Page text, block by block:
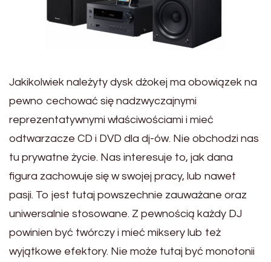
Jakikolwiek należyty dysk dżokej ma obowiązek na
pewno cechować się nadzwyczajnymi
reprezentatywnymi właściwościami i mieć
odtwarzacze CD i DVD dla dj-ów. Nie obchodzi nas
tu prywatne życie. Nas interesuje to, jak dana
figura zachowuje się w swojej pracy, lub nawet
pasji. To jest tutaj powszechnie zauważane oraz
uniwersalnie stosowane. Z pewnością każdy DJ
powinien być twórczy i mieć miksery lub też
wyjątkowe efektory. Nie może tutaj być monotonii